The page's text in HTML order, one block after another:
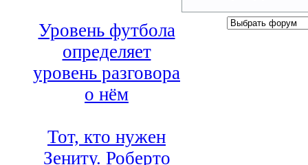
Уровень футбола
определяет
уровень разговора
о нём
Тот, кто нужен
Зениту. Роберто